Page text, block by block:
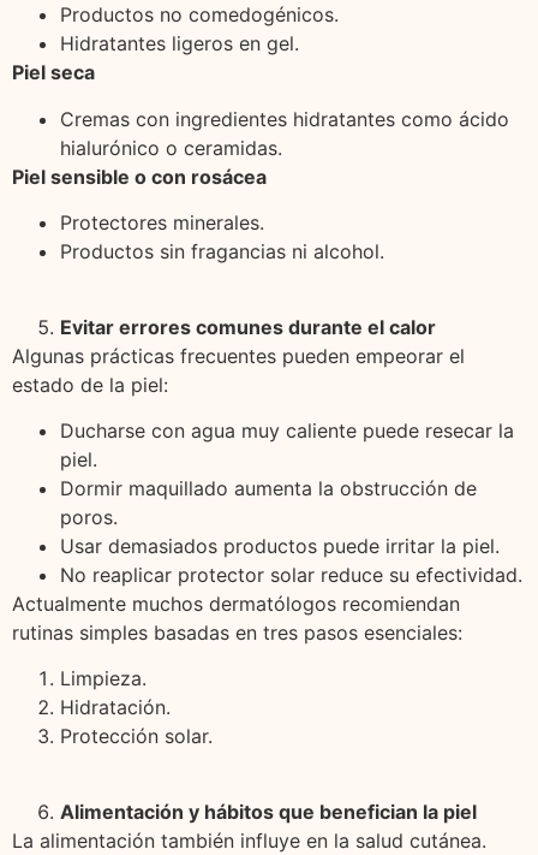
Productos no comedogénicos.
Hidratantes ligeros en gel.
Piel seca
Cremas con ingredientes hidratantes como ácido
hialurónico o ceramidas.
Piel sensible o con rosácea
Protectores minerales.
Productos sin fragancias ni alcohol.
Evitar errores comunes durante el calor
Algunas prácticas frecuentes pueden empeorar el
estado de la piel:
Ducharse con agua muy caliente puede resecar la
piel.
Dormir maquillado aumenta la obstrucción de
poros.
Usar demasiados productos puede irritar la piel.
No reaplicar protector solar reduce su efectividad.
Actualmente muchos dermatólogos recomiendan
rutinas simples basadas en tres pasos esenciales:
Limpieza.
Hidratación.
Protección solar.
Alimentación y hábitos que benefician la piel
La alimentación también influye en la salud cutánea.